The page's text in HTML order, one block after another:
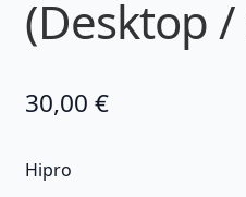
(Desktop /
30,00 €
Hipro